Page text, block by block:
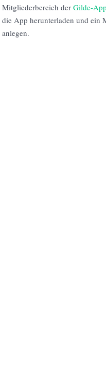
Mitgliederbereich der Gilde-App
die App herunterladen und ein
anlegen.